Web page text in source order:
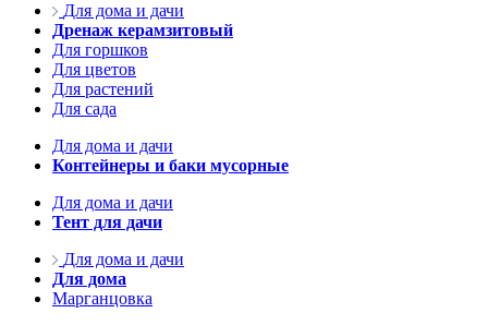
Для дома и дачи
Дренаж керамзитовый
Для горшков
Для цветов
Для растений
Для сада
Для дома и дачи
Контейнеры и баки мусорные
Для дома и дачи
Тент для дачи
Для дома и дачи
Для дома
Марганцовка